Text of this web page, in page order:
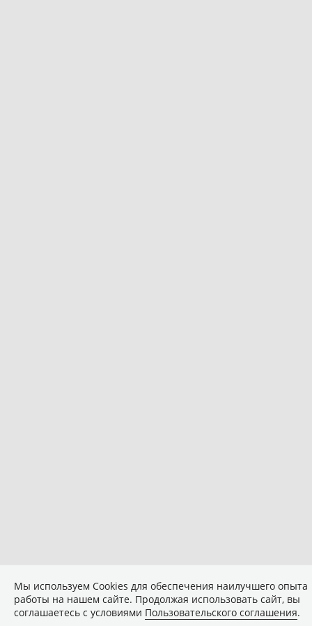
Мы используем Сookies для обеспечения наилучшего опыта
работы на нашем сайте. Продолжая использовать сайт, вы
соглашаетесь с условиями Пользовательского соглашения.